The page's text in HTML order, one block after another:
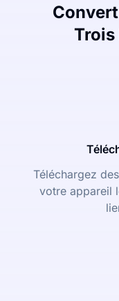
Trois
Téléchargez
votre appareil